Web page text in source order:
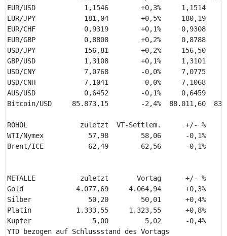
EUR/USD            1,1546        +0,3%     1,1514
EUR/JPY            181,04        +0,5%     180,19
EUR/CHF            0,9319        +0,1%     0,9308
EUR/GBP            0,8808        +0,2%     0,8788
USD/JPY            156,81        +0,2%     156,50
GBP/USD            1,3108        +0,1%     1,3101
USD/CNY            7,0768        -0,0%     7,0775
USD/CNH            7,1041        -0,0%     7,1068
AUS/USD            0,6452        -0,1%     0,6459
Bitcoin/USD     85.873,15        -2,4%  88.011,60
ROHÖL             zuletzt  VT-Settlem.      +/- %
WTI/Nymex           57,98        58,06      -0,1%
Brent/ICE           62,49        62,56      -0,1%
METALLE           zuletzt       Vortag      +/- %    +/-
Gold             4.077,69     4.064,94      +0,3%
Silber              50,20        50,01      +0,4%
Platin           1.333,55     1.323,55      +0,8%
Kupfer               5,00         5,02      -0,4%      -
YTD bezogen auf Schlussstand des Vortags